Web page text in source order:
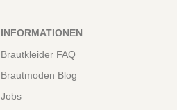
INFORMATIONEN
Brautkleider FAQ
Brautmoden Blog
Jobs